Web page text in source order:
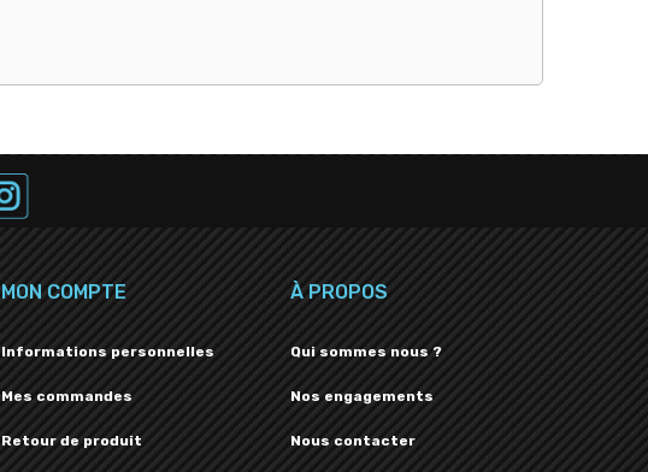
MON COMPTE
Informations personnelles
Mes commandes
Retour de produit
À PROPOS
Qui sommes nous ?
Nos engagements
Nous contacter